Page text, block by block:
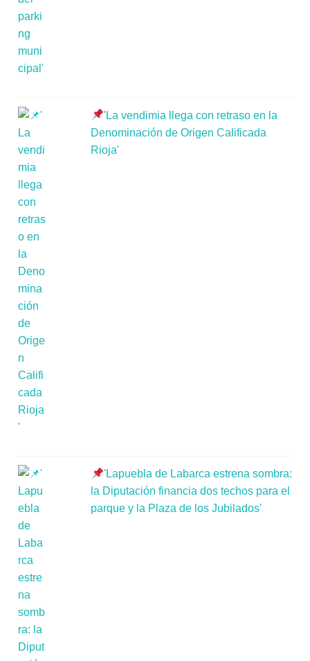
'La vendimia llega con retraso en la
Denominación de Origen Calificada
Rioja'
'Lapuebla de Labarca estrena sombra:
la Diputación financia dos techos para el
parque y la Plaza de los Jubilados'